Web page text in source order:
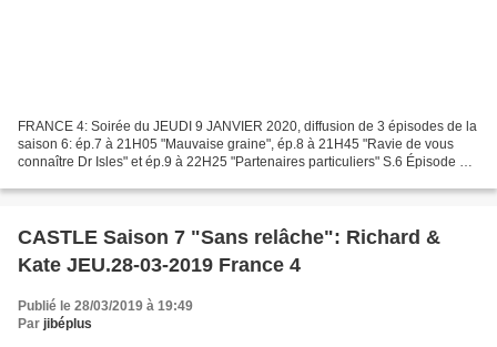
FRANCE 4: Soirée du JEUDI 9 JANVIER 2020, diffusion de 3 épisodes de la
saison 6: ép.7 à 21H05 "Mauvaise graine", ép.8 à 21H45 "Ravie de vous
connaître Dr Isles" et ép.9 à 22H25 "Partenaires particuliers" S.6 Épisode 7
CASTLE Saison 7 "Sans relâche": Richard &
Kate JEU.28-03-2019 France 4
Publié le 28/03/2019 à 19:49
Par jibéplus